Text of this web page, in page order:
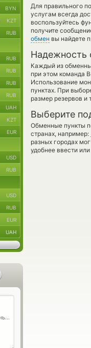
Для правильного
услугам всегда
воспользуйтесь
получите
обмен вы найдете
Надежность
Каждый из
при этом команда
Использование
пунктах. При
размер резервов и
Выберите
Обменные пункты
странах, например:
разных городах
удобнее ввести
BYN
KZT
RUB
RUB
RUB
RUB
RUB
UAH
KZT
EUR
USD
RUB
USD
RUB
EUR
UAH